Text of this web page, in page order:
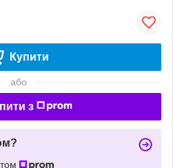
Купити
або
з